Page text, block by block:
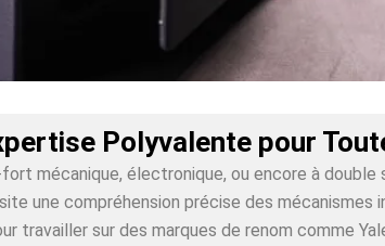
Polyvalente pour
mécanique, électronique, ou encore à
une compréhension précise des mécanismes
travailler sur des marques de renom comme